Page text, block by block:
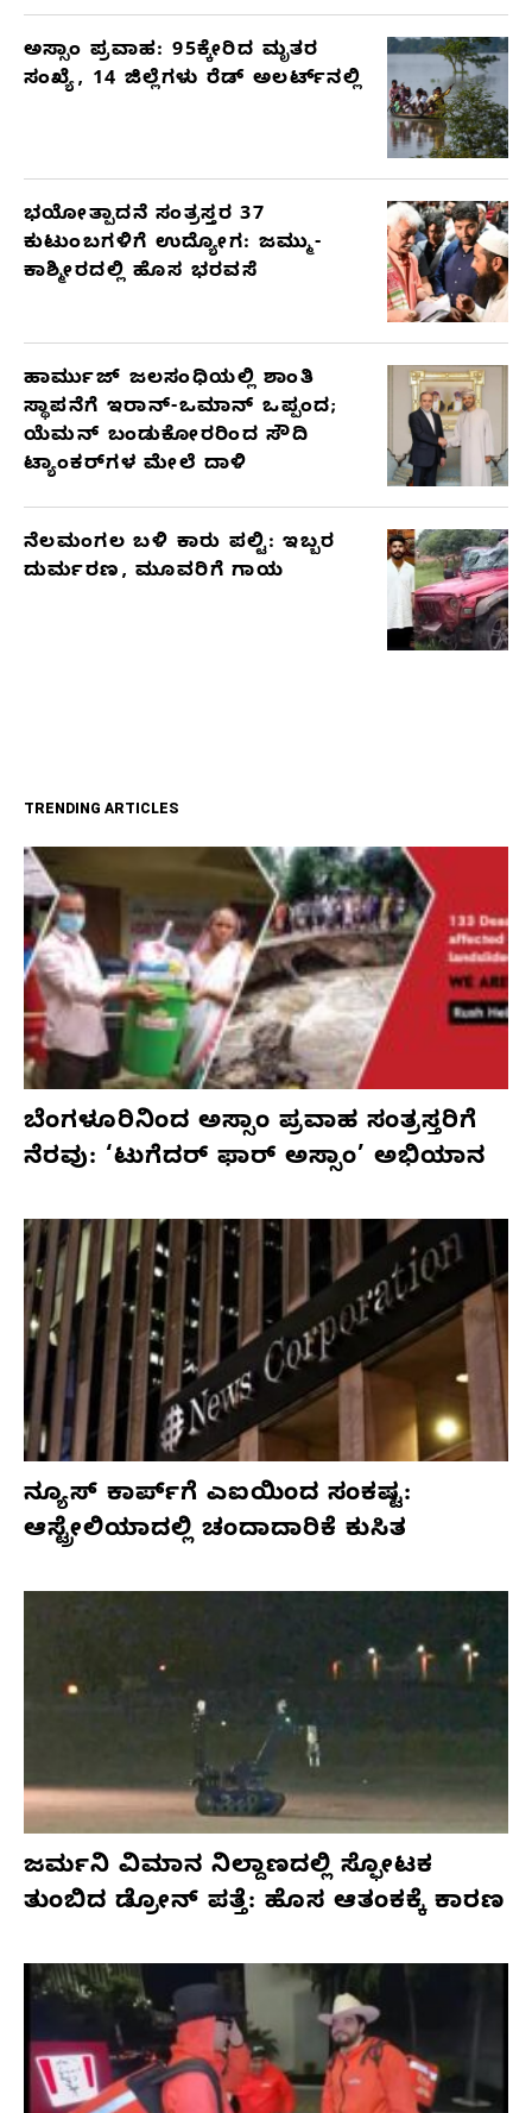
ಅಸ್ಸಾಂ ಪ್ರವಾಹ: 95ಕ್ಕೇರಿದ ಮೃತರ
ಸಂಖ್ಯೆ, 14 ಜಿಲ್ಲೆಗಳು ರೆಡ್ ಅಲರ್ಟ್‌ನಲ್ಲಿ
ಭಯೋತ್ಪಾದನೆ ಸಂತ್ರಸ್ತರ 37
ಕುಟುಂಬಗಳಿಗೆ ಉದ್ಯೋಗ: ಜಮ್ಮು-
ಕಾಶ್ಮೀರದಲ್ಲಿ ಹೊಸ ಭರವಸೆ
ಹಾರ್ಮುಜ್ ಜಲಸಂಧಿಯಲ್ಲಿ ಶಾಂತಿ
ಸ್ಥಾಪನೆಗೆ ಇರಾನ್-ಒಮಾನ್ ಒಪ್ಪಂದ;
ಯೆಮನ್ ಬಂಡುಕೋರರಿಂದ ಸೌದಿ
ಟ್ಯಾಂಕರ್‌ಗಳ ಮೇಲೆ ದಾಳಿ
ನೆಲಮಂಗಲ ಬಳಿ ಕಾರು ಪಲ್ಟಿ: ಇಬ್ಬರ
ದುರ್ಮರಣ, ಮೂವರಿಗೆ ಗಾಯ
TRENDING ARTICLES
ಬೆಂಗಳೂರಿನಿಂದ ಅಸ್ಸಾಂ ಪ್ರವಾಹ ಸಂತ್ರಸ್ತರಿಗೆ
ನೆರವು: ‘ಟುಗೆದರ್ ಫಾರ್ ಅಸ್ಸಾಂ’ ಅಭಿಯಾನ
ನ್ಯೂಸ್ ಕಾರ್ಪ್‌ಗೆ ಎಐಯಿಂದ ಸಂಕಷ್ಟ:
ಆಸ್ಟ್ರೇಲಿಯಾದಲ್ಲಿ ಚಂದಾದಾರಿಕೆ ಕುಸಿತ
ಜರ್ಮನಿ ವಿಮಾನ ನಿಲ್ದಾಣದಲ್ಲಿ ಸ್ಫೋಟಕ
ತುಂಬಿದ ಡ್ರೋನ್ ಪತ್ತೆ: ಹೊಸ ಆತಂಕಕ್ಕೆ ಕಾರಣ